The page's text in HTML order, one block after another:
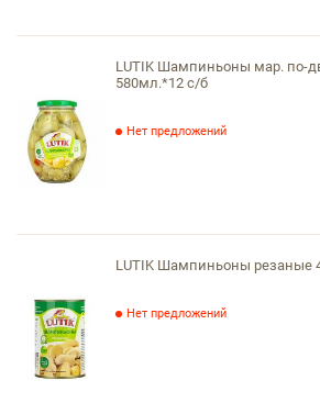
LUTIK Шампиньоны мар. по-
580мл.*12 с/б
Нет предложений
LUTIK Шампиньоны резаные
Нет предложений